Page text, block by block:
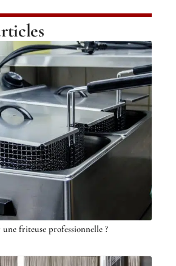
friteuse professionnelle ?